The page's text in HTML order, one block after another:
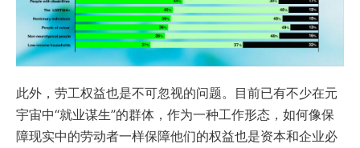
此外，劳工权益也是不可忽视的问题。目前已有不少在元
宇宙中“就业谋生”的群体，作为一种工作形态，如何像保
障现实中的劳动者一样保障他们的权益也是资本和企业必